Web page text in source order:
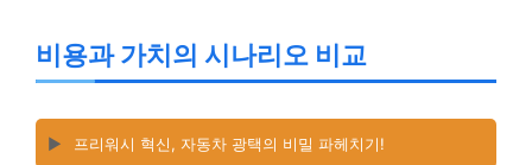
비용과 가치의 시나리오 비교
▶️ 프리워시 혁신, 자동차 광택의 비밀 파헤치기!